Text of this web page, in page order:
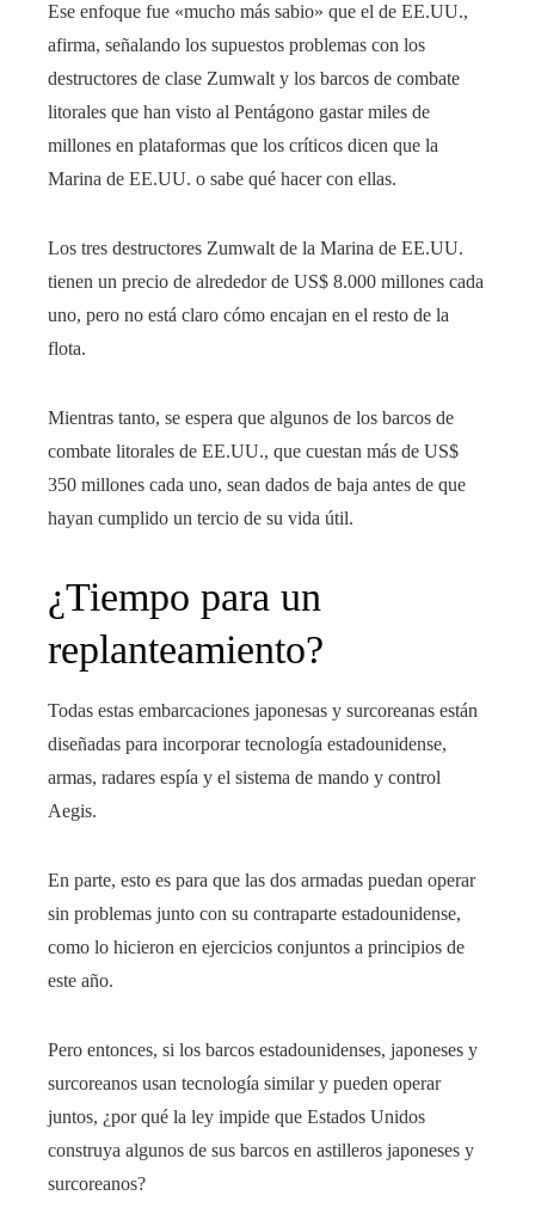
Ese enfoque fue «mucho más sabio» que el de EE.UU.,
afirma, señalando los supuestos problemas con los
destructores de clase Zumwalt y los barcos de combate
litorales que han visto al Pentágono gastar miles de
millones en plataformas que los críticos dicen que la
Marina de EE.UU. o sabe qué hacer con ellas.
Los tres destructores Zumwalt de la Marina de EE.UU.
tienen un precio de alrededor de US$ 8.000 millones cada
uno, pero no está claro cómo encajan en el resto de la
flota.
Mientras tanto, se espera que algunos de los barcos de
combate litorales de EE.UU., que cuestan más de US$
350 millones cada uno, sean dados de baja antes de que
hayan cumplido un tercio de su vida útil.
¿Tiempo para un
replanteamiento?
Todas estas embarcaciones japonesas y surcoreanas están
diseñadas para incorporar tecnología estadounidense,
armas, radares espía y el sistema de mando y control
Aegis.
En parte, esto es para que las dos armadas puedan operar
sin problemas junto con su contraparte estadounidense,
como lo hicieron en ejercicios conjuntos a principios de
este año.
Pero entonces, si los barcos estadounidenses, japoneses y
surcoreanos usan tecnología similar y pueden operar
juntos, ¿por qué la ley impide que Estados Unidos
construya algunos de sus barcos en astilleros japoneses y
surcoreanos?